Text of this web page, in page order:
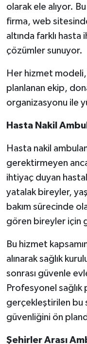
olarak ele alıyor.
firma, web
altında farklı hasta
çözümler sunuyor.
Her hizmet
planlanan ekip,
organizasyonu ile
Hasta Nakil
Hasta nakil
gerektirmeyen
ihtiyaç duyan
yatalak bireyler,
bakım sürecinde
gören bireyler için
Bu hizmet
alınarak sağlık
sonrası güvenle
Profesyonel
gerçekleştirilen bu
güvenliğini ön
Şehirler Arası